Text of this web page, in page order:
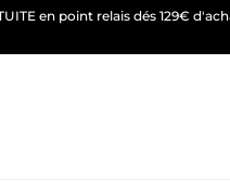
en point relais dés 129€